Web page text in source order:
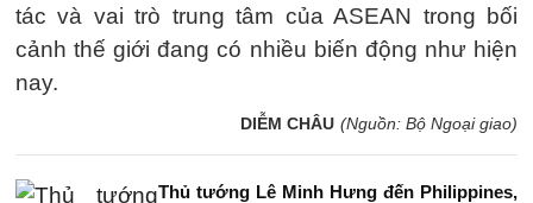
tác và vai trò trung tâm của ASEAN trong bối
cảnh thế giới đang có nhiều biến động như hiện
nay.
DIỄM CHÂU (Nguồn: Bộ Ngoại giao)
Thủ tướng Lê Minh Hưng đến Philippines,